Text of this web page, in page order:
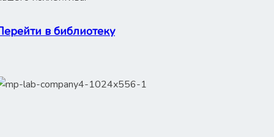
в библиотеку